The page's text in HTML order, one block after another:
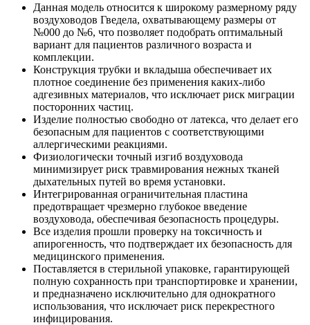
Данная модель относится к широкому размерному ряду
воздуховодов Гведела, охватывающему размеры от
№000 до №6, что позволяет подобрать оптимальный
вариант для пациентов различного возраста и
комплекции.
Конструкция трубки и вкладыша обеспечивает их
плотное соединение без применения каких-либо
адгезивных материалов, что исключает риск миграции
посторонних частиц.
Изделие полностью свободно от латекса, что делает его
безопасным для пациентов с соответствующими
аллергическими реакциями.
Физиологически точный изгиб воздуховода
минимизирует риск травмирования нежных тканей
дыхательных путей во время установки.
Интегрированная ограничительная пластина
предотвращает чрезмерно глубокое введение
воздуховода, обеспечивая безопасность процедуры.
Все изделия прошли проверку на токсичность и
апирогенность, что подтверждает их безопасность для
медицинского применения.
Поставляется в стерильной упаковке, гарантирующей
полную сохранность при транспортировке и хранении,
и предназначено исключительно для однократного
использования, что исключает риск перекрестного
инфицирования.